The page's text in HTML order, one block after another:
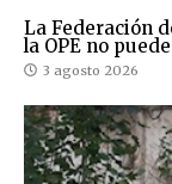
La Federación
la OPE no
3 agosto 2026